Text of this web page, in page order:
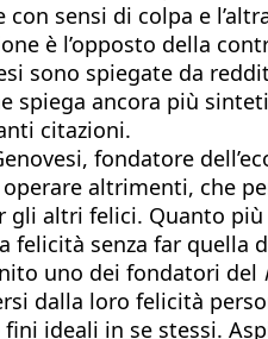
sensi di colpa e
è l’opposto della
sono spiegate da
spiega ancora più
citazioni.
fondatore
altrimenti, che
altri felici. Quanto più
felicità senza far quella
uno dei fondatori del
dalla loro felicità
fini ideali in se stessi.